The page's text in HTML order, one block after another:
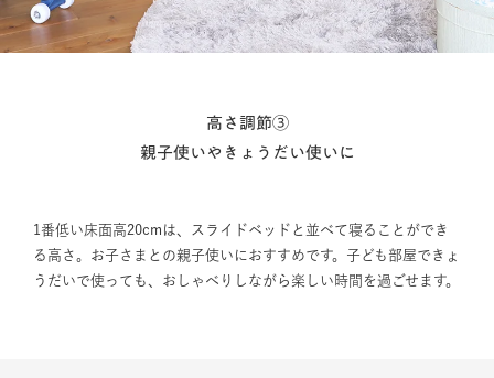
高さ調節③
親子使いやきょうだい使いに
1番低い床面高20cmは、スライドベッドと並べて寝ることができ
る高さ。お子さまとの親子使いにおすすめです。子ども部屋できょ
うだいで使っても、おしゃべりしながら楽しい時間を過ごせます。